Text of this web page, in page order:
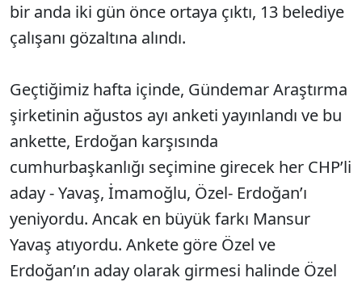
bir anda iki gün önce ortaya çıktı, 13 belediye
çalışanı gözaltına alındı.
Geçtiğimiz hafta içinde, Gündemar Araştırma
şirketinin ağustos ayı anketi yayınlandı ve bu
ankette, Erdoğan karşısında
cumhurbaşkanlığı seçimine girecek her CHP’li
aday - Yavaş, İmamoğlu, Özel- Erdoğan’ı
yeniyordu. Ancak en büyük farkı Mansur
Yavaş atıyordu. Ankete göre Özel ve
Erdoğan’ın aday olarak girmesi halinde Özel